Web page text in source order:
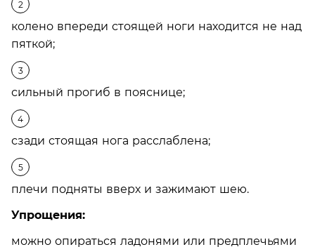
колено впереди стоящей ноги находится не над
пяткой;
сильный прогиб в пояснице;
сзади стоящая нога расслаблена;
плечи подняты вверх и зажимают шею.
Упрощения:
можно опираться ладонями или предплечьями